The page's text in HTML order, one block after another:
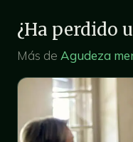
¿Ha perdido
Más de Agudeza